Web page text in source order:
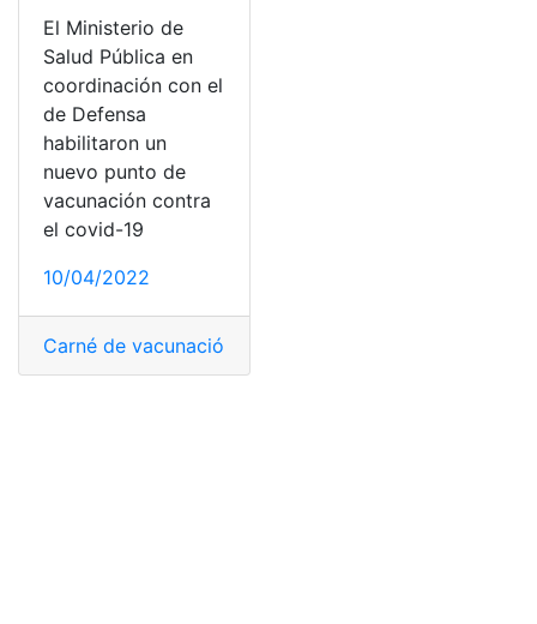
El Ministerio de
Salud Pública en
coordinación con el
de Defensa
habilitaron un
nuevo punto de
vacunación contra
el covid-19
10/04/2022
Carné de vacunación